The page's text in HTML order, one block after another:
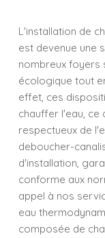
L'installation de
est devenue une
nombreux foyers
écologique tout
effet, ces
chauffer l'eau, ce
respectueux de
deboucher-
d'installation,
conforme aux
appel à nos
eau
composée de